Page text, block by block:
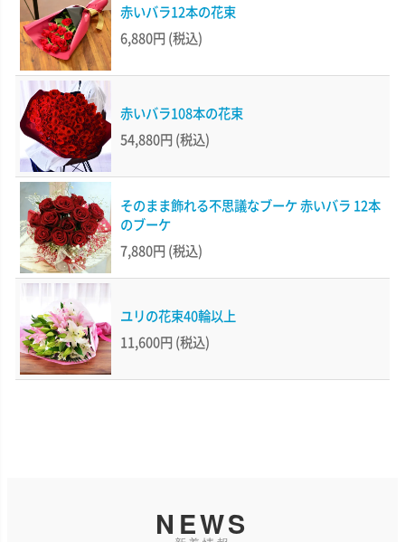
赤いバラ12本の花束
6,880円 (税込)
赤いバラ108本の花束
54,880円 (税込)
そのまま飾れる不思議なブーケ 赤いバラ 12本
のブーケ
7,880円 (税込)
ユリの花束40輪以上
11,600円 (税込)